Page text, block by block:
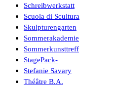
Schreibwerkstatt
Scuola di Scultura
Skulpturengarten
Sommerakademie
Sommerkunsttreff
StagePack-
Stefanie Savary
Théâtre B.A.